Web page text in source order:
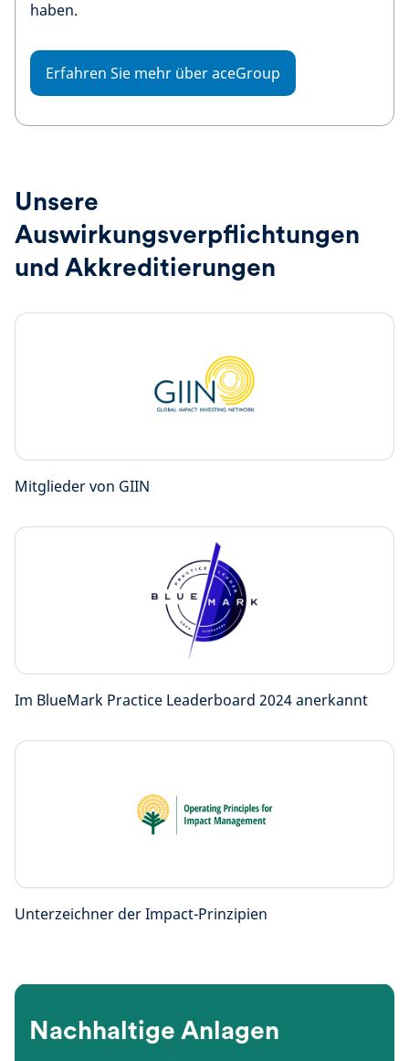
haben.
Erfahren Sie mehr über aceGroup
Unsere
Auswirkungsverpflichtungen
und Akkreditierungen
Mitglieder von GIIN
Im BlueMark Practice Leaderboard 2024 anerkannt
Unterzeichner der Impact-Prinzipien
Nachhaltige Anlagen